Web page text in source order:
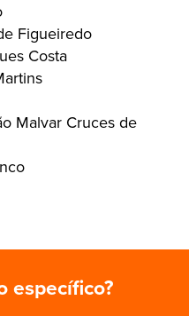
Figueiredo
Costa
Malvar Cruces de
específico?